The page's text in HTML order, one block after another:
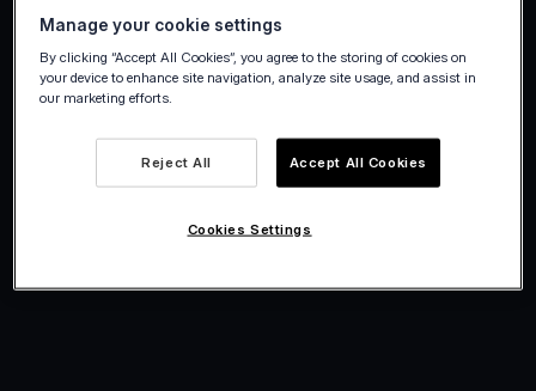
mejores prácticas, nuestro Centro de ayuda
es su destino de acceso para todas las
consultas.
Centro de ayuda
Manage your cookie settings
By clicking “Accept All Cookies”, you agree to the storing of cookies on
your device to enhance site navigation, analyze site usage, and assist in
our marketing efforts.
Reject All Accept All Cookies
Cookies Settings